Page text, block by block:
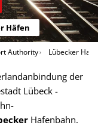
Häfen
Authority Lübecker
der
Lübeck -
Hafenbahn.